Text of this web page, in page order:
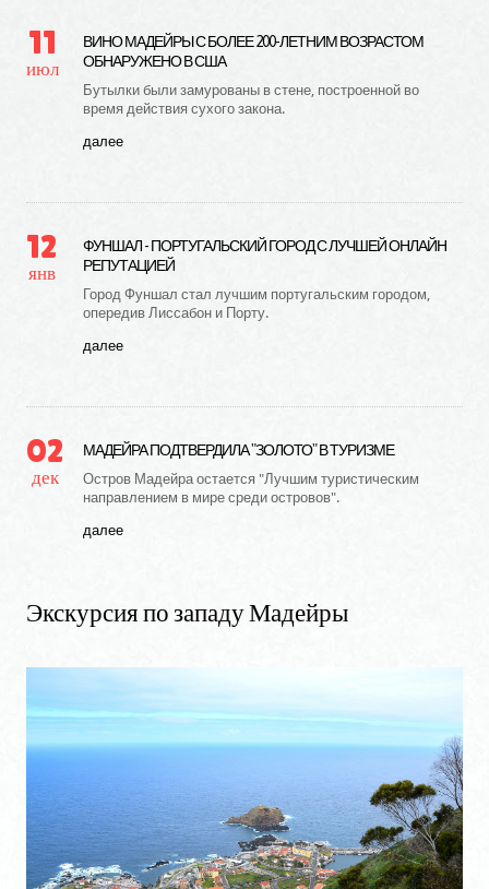
11
июл
ВИНО МАДЕЙРЫ С БОЛЕЕ 200-ЛЕТНИМ ВОЗРАСТОМ
ОБНАРУЖЕНО В США
Бутылки были замурованы в стене, построенной во
время действия сухого закона.
далее
12
янв
ФУНШАЛ - ПОРТУГАЛЬСКИЙ ГОРОД С ЛУЧШЕЙ ОНЛАЙН
РЕПУТАЦИЕЙ
Город Фуншал стал лучшим португальским городом,
опередив Лиссабон и Порту.
далее
02
дек
МАДЕЙРА ПОДТВЕРДИЛА "ЗОЛОТО" В ТУРИЗМЕ
Остров Мадейра остается "Лучшим туристическим
направлением в мире среди островов".
далее
ЭкскурсияпозападуМадейры